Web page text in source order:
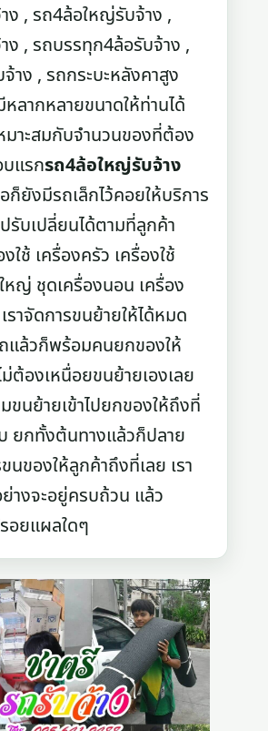
ง , รถ4ล้อใหญ่รับจ้าง ,
ง , รถบรรทุก4ล้อรับจ้าง ,
าง , รถกระบะหลังคาสูง
หลากหลายขนาดให้ท่านได้
หมาะสมกับจำนวนของที่ต้อง
บแรกรถ4ล้อใหญ่รับจ้าง
ก็ยังมีรถเล็กไว้คอยให้บริการ
รับเปลี่ยนได้ตามที่ลูกค้า
ใช้ เครื่องครัว เครื่องใช้
หญ่ ชุดเครื่องนอน เครื่อง
ราจัดการขนย้ายให้ได้หมด
แล้วก็พร้อมคนยกของให้
ต้องเหนื่อยขนย้ายเองเลย
ขนย้ายเข้าไปยกของให้ถึงที่
ยกทั้งต้นทางแล้วก็ปลาย
นของให้ลูกค้าถึงที่เลย เรา
างจะอยู่ครบถ้วน แล้ว
อยแผลใดๆ